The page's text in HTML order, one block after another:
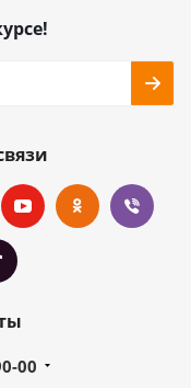
00